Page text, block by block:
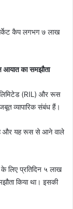
कैप लगभग ७ लाख
का समझौता
लिमिटेड (RIL) और रूस
व्यापारिक संबंध हैं।
है और यह रूस से आने वाले
लिए प्रतिदिन ५ लाख
किया था। इसकी